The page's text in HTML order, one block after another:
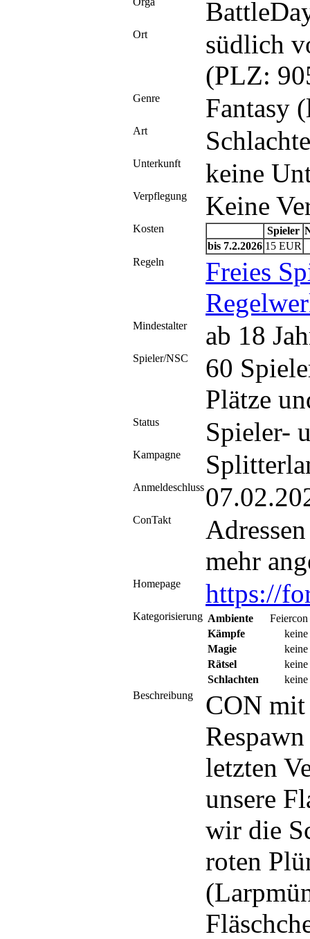
Ort
südlich
(PLZ:
Genre Fantasy
Art
Unterkunft keine
Verpflegung Keine
Kosten Spieler
bis 7.2.2026 15 EUR
Regeln
Freies
Mindestalter ab 18
Spieler/NSC
60
Plätze
Status Spieler-
Kampagne
Anmeldeschluss
ConTakt
mehr
Homepage https://
Kategorisierung Ambiente
Feiercon
Kämpfe
keine
Magie
keine
Rätsel
keine
Schlachten
keine
Beschreibung
CON
letzten
unsere
wir die
roten